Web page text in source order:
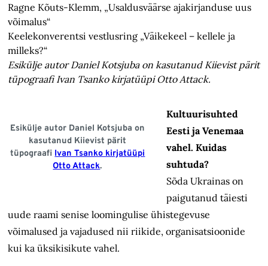
Ragne Kõuts-Klemm, „Usaldusväärse ajakirjanduse uus
võimalus“
Keelekonverentsi vestlusring „Väikekeel – kellele ja
milleks?“
Esikülje autor Daniel Kotsjuba on kasutanud Kiievist pärit
tüpograafi Ivan Tsanko kirjatüüpi Otto Attack.
Esikülje autor Daniel Kotsjuba on
kasutanud Kiievist pärit
tüpograafiIvan Tsanko kirjatüüpi
Otto Attack.
Kultuurisuhted
Eesti ja Venemaa
vahel. Kuidas
suhtuda?
Sõda Ukrainas on
paigutanud täiesti
uude raami senise loomingulise ühistegevuse
võimalused ja vajadused nii riikide, organisatsioonide
kui ka üksikisikute vahel.